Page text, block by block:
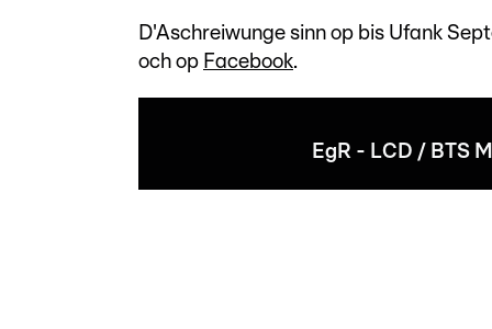
D'Aschreiwunge sinn op bis Ufank
och op Facebook.
EgR - LCD / BTS